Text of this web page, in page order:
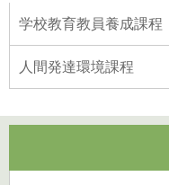
学校教育教員養成課程
人間発達環境課程